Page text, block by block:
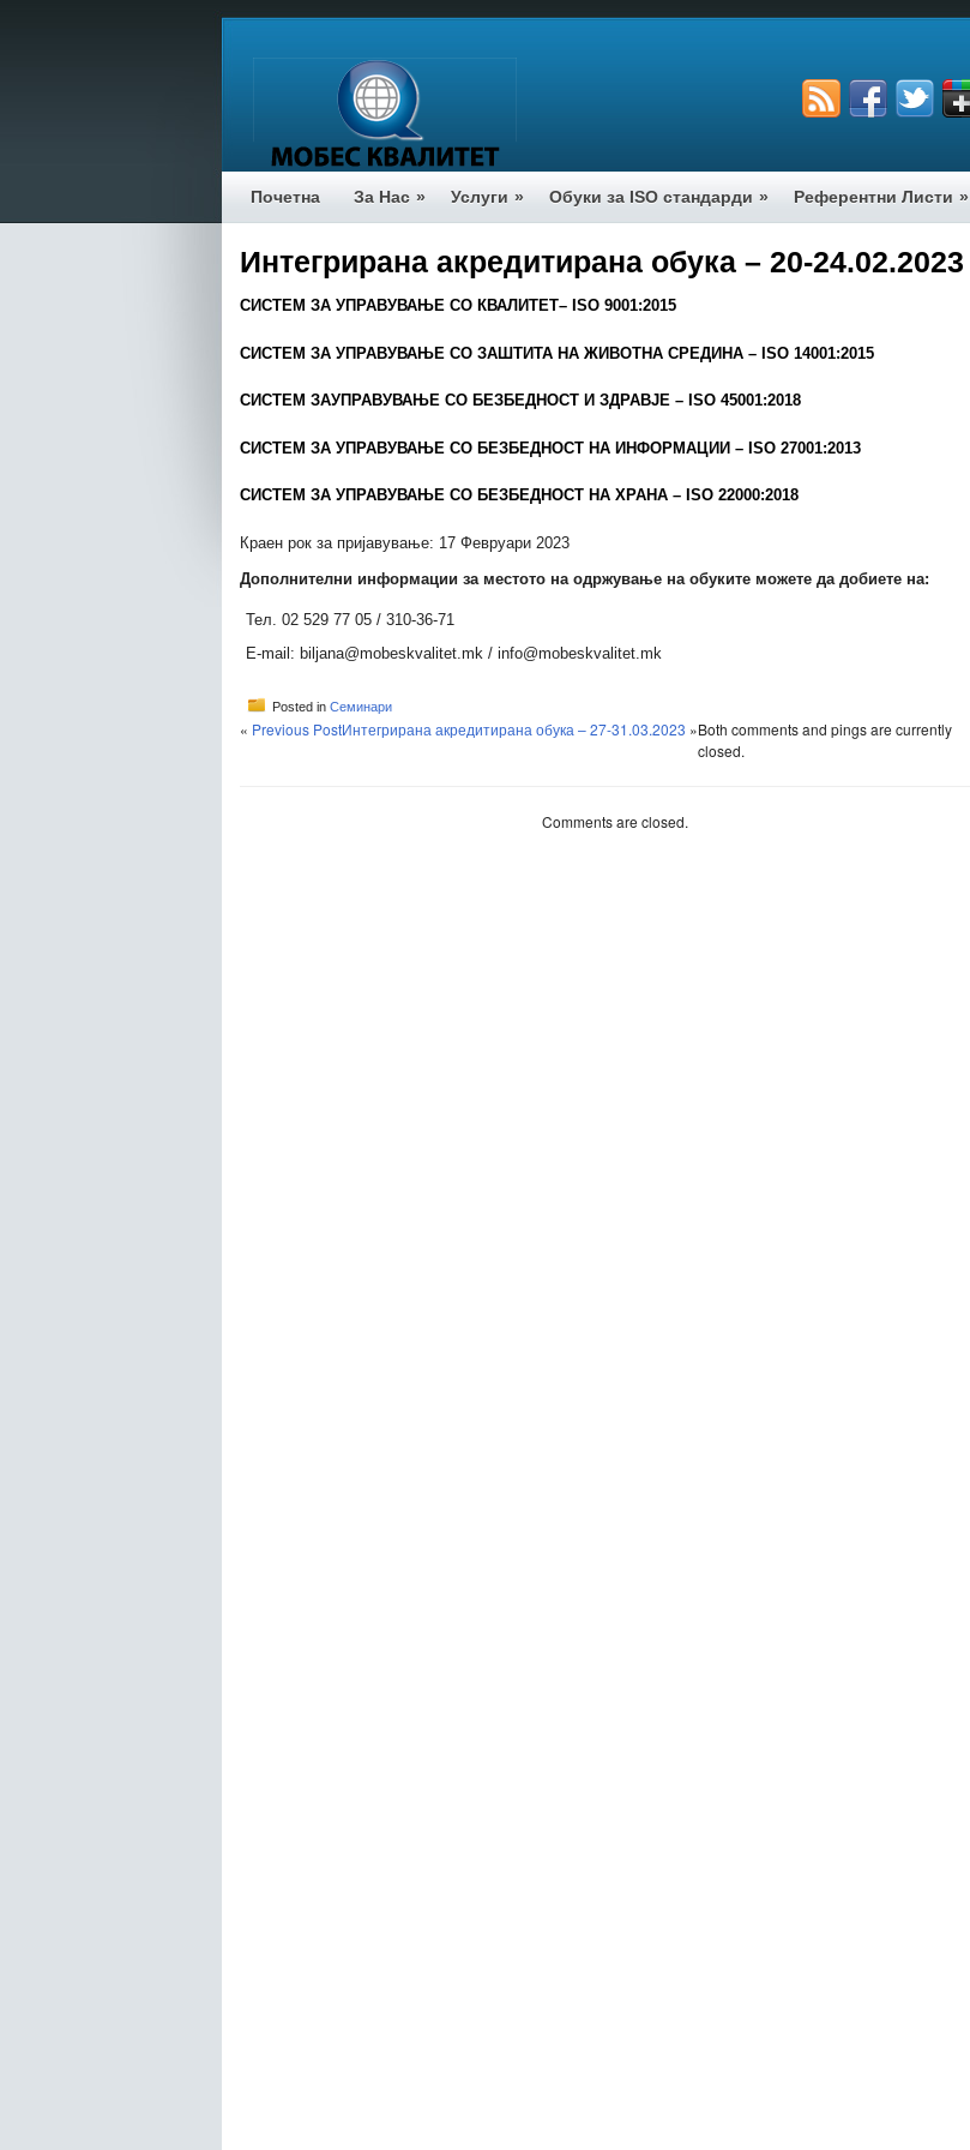
Почетна За Нас » Услуги » Обуки за ISO стандарди » Референтни Листи »
Интегрирана акредитирана обука – 20-24.02.2023
СИСТЕМ ЗА УПРАВУВАЊЕ СО КВАЛИТЕТ– ISO 9001:2015
СИСТЕМ ЗА УПРАВУВАЊЕ СО ЗАШТИТА НА ЖИВОТНА СРЕДИНА – ISO 14001:2015
СИСТЕМ ЗАУПРАВУВАЊЕ СО БЕЗБЕДНОСТ И ЗДРАВЈЕ – ISO 45001:2018
СИСТЕМ ЗА УПРАВУВАЊЕ СО БЕЗБЕДНОСТ НА ИНФОРМАЦИИ – ISO 27001:2013
СИСТЕМ ЗА УПРАВУВАЊЕ СО БЕЗБЕДНОСТ НА ХРАНА – ISO 22000:2018
Краен рок за пријавување: 17 Февруари 2023
Дополнителни информации за местото на одржување на обуките можете да добиете на:
Тел. 02 529 77 05 / 310-36-71
E-mail: biljana@mobeskvalitet.mk / info@mobeskvalitet.mk
Posted in Семинари
« Previous PostИнтегрирана акредитирана обука – 27-31.03.2023 »Both comments and pings are currently
closed.
Comments are closed.